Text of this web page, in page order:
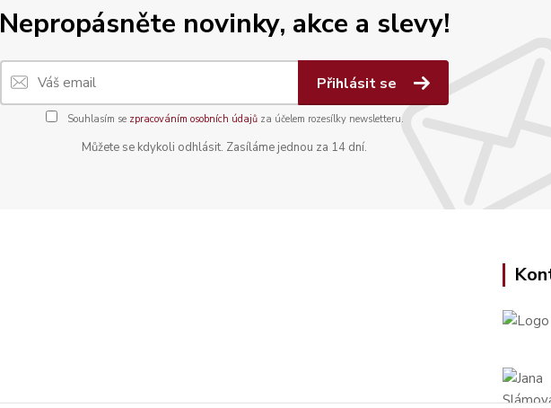
Nepropásněte novinky, akce a slevy!
Přihlásit se
Souhlasím se zpracováním osobních údajůza účelem rozesílky newsletteru.
Můžete se kdykoli odhlásit. Zasíláme jednou za 14 dní.